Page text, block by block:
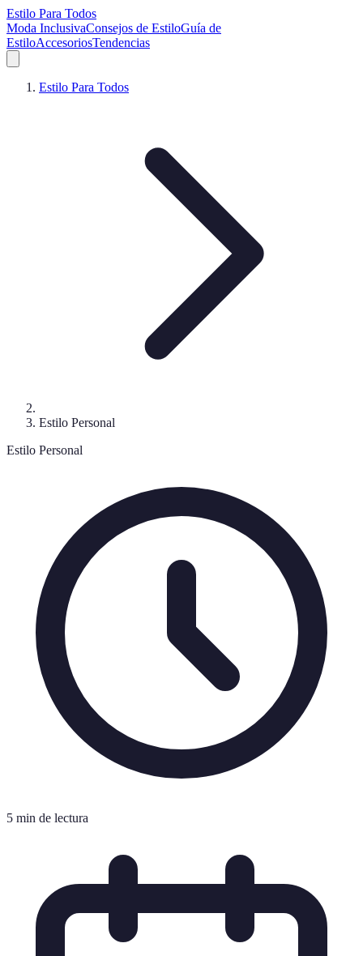
Estilo Para Todos
Moda InclusivaConsejos de EstiloGuía de
EstiloAccesoriosTendencias
Estilo Para Todos
Estilo Personal
Estilo Personal
5 min de lectura